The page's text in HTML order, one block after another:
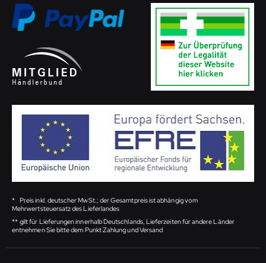
* Preis inkl. deutscher MwSt.; der Gesamtpreis ist abhängig vom
Mehrwertsteuersatz des Lieferlandes
** gilt für Lieferungen innerhalb Deutschlands, Lieferzeiten für andere Länder
entnehmen Sie bitte dem Punkt Zahlung und Versand